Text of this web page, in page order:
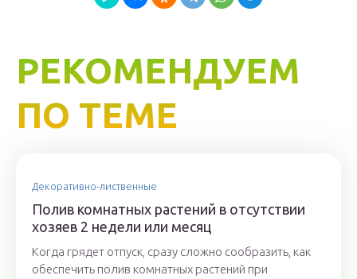
РЕКОМЕНДУЕМ
ПО ТЕМЕ
Декоративно-лиственные
Полив комнатных растений в отсутствии
хозяев 2 недели или месяц
Когда грядет отпуск, сразу сложно сообразить, как
обеспечить полив комнатных растений при